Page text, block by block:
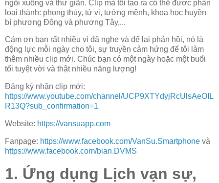
ngồi xuống và thư giãn. Clip mà tôi tạo ra có thể được phân
loại thành: phong thủy, tử vi, tướng mệnh, khoa học huyền
bí phương Đông và phương Tây,...
Cảm ơn bạn rất nhiều vì đã nghe và để lại phản hồi, nó là
động lực mỗi ngày cho tôi, sự truyền cảm hứng để tôi làm
thêm nhiều clip mới. Chúc bạn có một ngày hoặc một buổi
tối tuyệt vời và thật nhiều năng lượng!
Đăng ký nhận clip mới:
https://www.youtube.com/channel/UCP9XTYdyjRcUlsAeOIL
R13Q?sub_confirmation=1
Website: https://vansuapp.com
Fanpage: https://www.facebook.com/VanSu.Smartphone và
https://www.facebook.com/bian.DVMS
1. Ứng dụng Lịch vạn sự,